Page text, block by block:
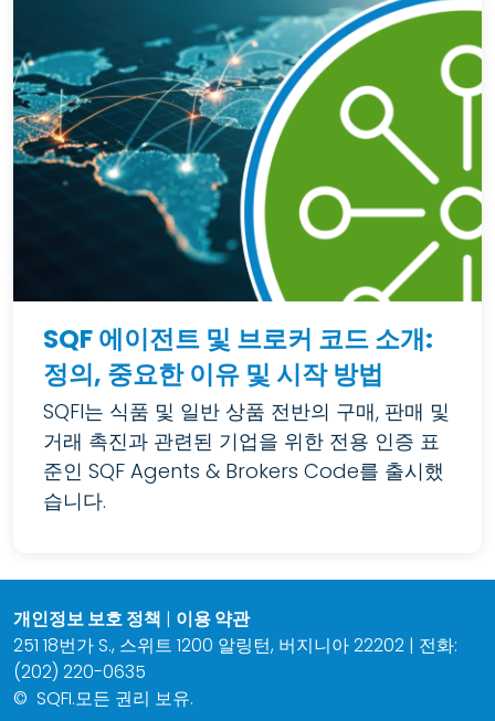
SQF 에이전트 및 브로커 코드 소개:
정의, 중요한 이유 및 시작 방법
SQFI는 식품 및 일반 상품 전반의 구매, 판매 및
거래 촉진과 관련된 기업을 위한 전용 인증 표
준인 SQF Agents & Brokers Code를 출시했
습니다.
개인정보 보호 정책 | 이용 약관
251 18번가 S., 스위트 1200 알링턴, 버지니아 22202 | 전화:
(202) 220-0635
© SQFI.모든 권리 보유.